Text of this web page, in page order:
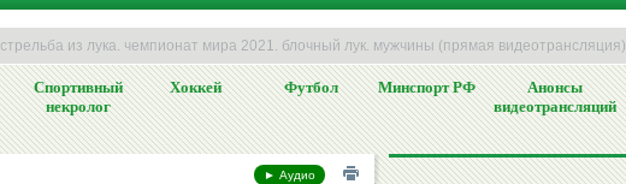
стрельба из лука. чемпионат мира 2021. блочный лук. мужчины (прямая видеотрансляция)
Спортивный
некролог
Хоккей Футбол Минспорт РФ
Анонсы
видеотрансляций
► Аудио